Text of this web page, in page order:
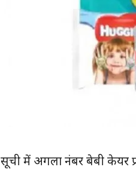
सूची में अगलानंबरबेबी केयर